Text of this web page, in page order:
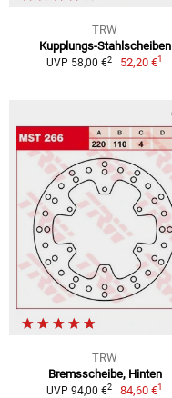
TRW
Kupplungs-Stahlscheiben
UVP 58,00 €2 52,20 €1
TRW
Bremsscheibe, Hinten
UVP 94,00 €2 84,60 €1